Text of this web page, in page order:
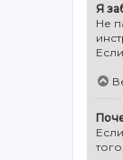
Я
Не